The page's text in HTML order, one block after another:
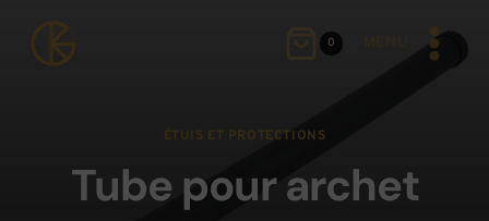
0
ÉTUIS ET PROTECTIONS
Tube pour archet